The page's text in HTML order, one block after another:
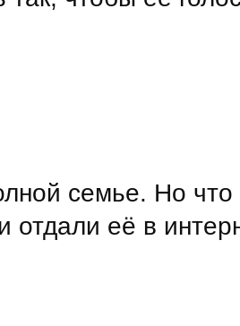
семье. Но
отдали её в